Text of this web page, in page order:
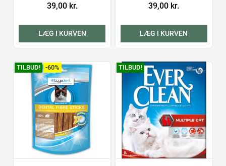
39,00 kr.
LÆG I KURVEN
39,00 kr.
LÆG I KURVEN
TILBUD! -60% TILBUD!